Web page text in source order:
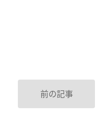
前の記事